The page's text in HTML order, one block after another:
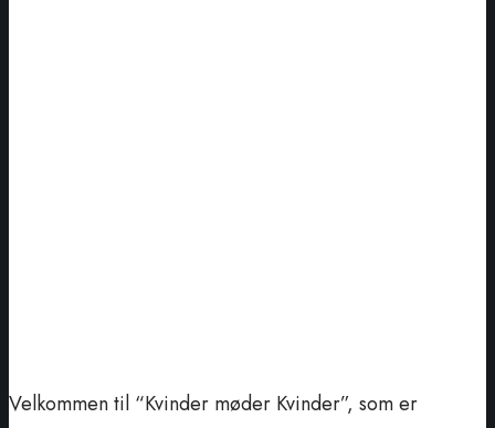
Velkommen til “Kvinder møder Kvinder”, som er